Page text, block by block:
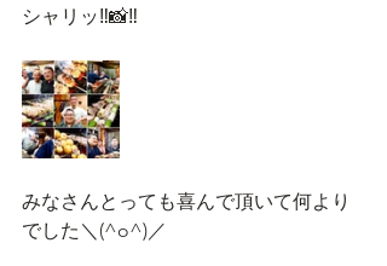
シャリッ‼️📸‼️
みなさんとっても喜んで頂いて何より
でした＼(^o^)／